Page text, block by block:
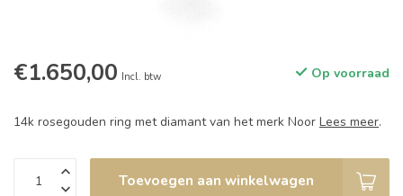
€1.650,00 Incl. btw Op voorraad
14k rosegouden ring met diamant van het merk Noor Lees meer.
Toevoegen aan winkelwagen